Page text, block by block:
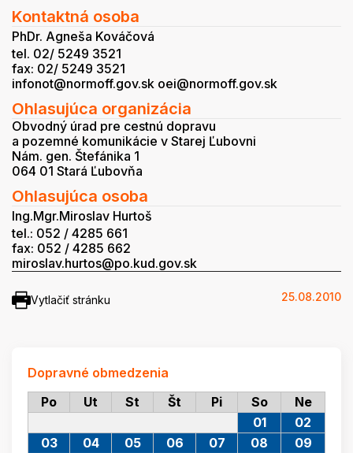
Kontaktná osoba
PhDr. Agneša Kováčová
tel. 02/ 5249 3521
fax: 02/ 5249 3521
infonot@normoff.gov.sk oei@normoff.gov.sk
Ohlasujúca organizácia
Obvodný úrad pre cestnú dopravu
a pozemné komunikácie v Starej Ľubovni
Nám. gen. Štefánika 1
064 01 Stará Ľubovňa
Ohlasujúca osoba
Ing.Mgr.Miroslav Hurtoš
tel.: 052 / 4285 661
fax: 052 / 4285 662
miroslav.hurtos@po.kud.gov.sk
Vytlačiť stránku 25.08.2010
Dopravné obmedzenia
Po
Ut St Št Pi So Ne
01
02
03
04 05 06 07 08
09